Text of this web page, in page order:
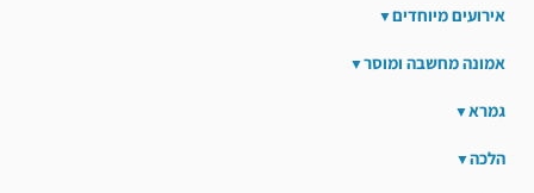
אירועים מיוחדים
אמונה מחשבה ומוסר
גמרא
הלכה